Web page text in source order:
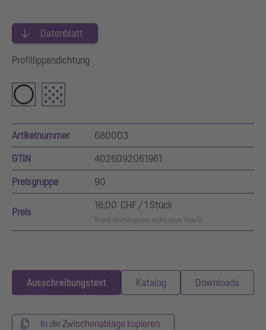
Datenblatt
Profillippendichtung
Artikelnummer 680003
GTIN 4026092061961
Preisgruppe 90
Preis
16,00 CHF / 1 Stück
Werkslistenpreis exklusive MwSt.
Ausschreibungstext Katalog Downloads
In die Zwischenablage kopieren